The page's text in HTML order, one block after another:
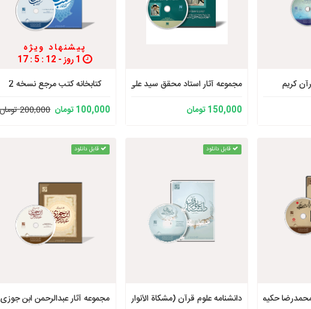
کریم
مجموعه آثار استاد محقق سید علی شهرستانی
150,000 تومان
پیشنهاد ویژه
1 روز - 11 : 5 : 17
کتابخانه کتب مرجع نسخه 2
100,000 تومان
200,000 تومان
حکیمی
قابل دانلود
دانشنامه علوم قرآن (مشکاة الأنوار 2)
قابل دانلود
مجموعه آثار عبدالرحمن ابن جوزی